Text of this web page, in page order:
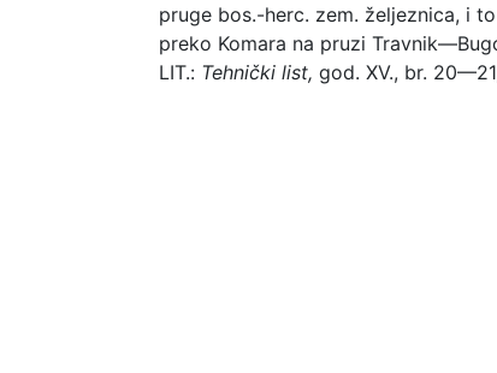
pruge bos.-herc. zem. željeznica, i
preko Komara na pruzi
LIT.: Tehnički list, god. XV., br.